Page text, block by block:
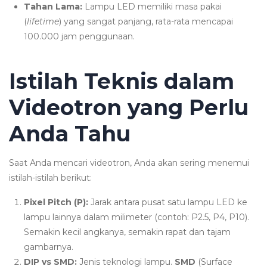
Tahan Lama: Lampu LED memiliki masa pakai
(lifetime) yang sangat panjang, rata-rata mencapai
100.000 jam penggunaan.
Istilah Teknis dalam
Videotron yang Perlu
Anda Tahu
Saat Anda mencari videotron, Anda akan sering menemui
istilah-istilah berikut:
Pixel Pitch (P): Jarak antara pusat satu lampu LED ke
lampu lainnya dalam milimeter (contoh: P2.5, P4, P10).
Semakin kecil angkanya, semakin rapat dan tajam
gambarnya.
DIP vs SMD: Jenis teknologi lampu. SMD (Surface